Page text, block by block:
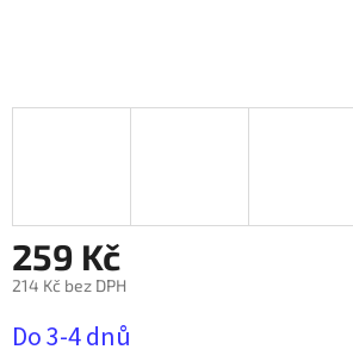
259 Kč
214 Kč bez DPH
cena:
Do 3-4 dnů